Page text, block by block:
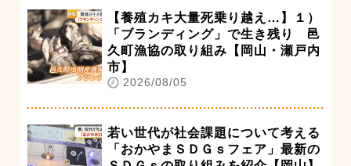
【養殖カキ大量死乗り越え…】１）
「ブランディング」で生き残り 邑
久町漁協の取り組み【岡山・瀬戸内
市】
2026/08/05
若い世代が社会課題について考える
「おかやまＳＤＧｓフェア」最新の